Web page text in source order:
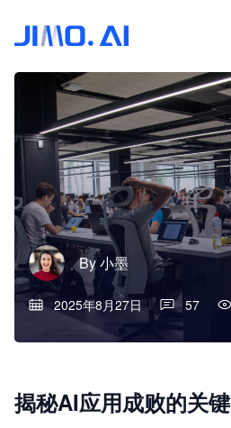
By小墨
2025年8月27日 57
揭秘AI应用成败的关键